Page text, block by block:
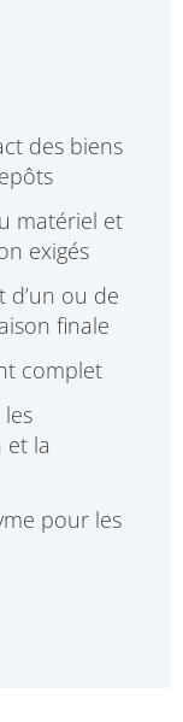
des biens
matériel et
exigés
d’un ou de
finale
complet
et la
pour les